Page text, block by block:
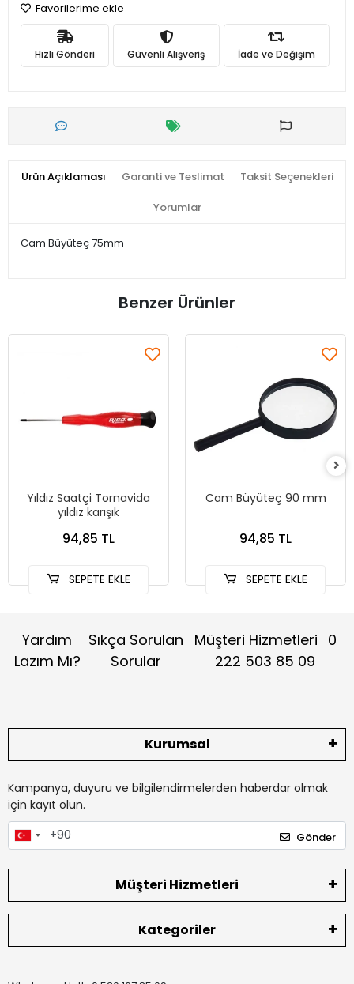
Favorilerime ekle
Hızlı Gönderi Güvenli Alışveriş İade ve Değişim
Ürün Açıklaması Garanti ve Teslimat Taksit Seçenekleri
Yorumlar
Cam Büyüteç 75mm
Benzer Ürünler
Yıldız Saatçi Tornavida
yıldız karışık
94,85 TL
SEPETE EKLE
Cam Büyüteç 90 mm
94,85 TL
SEPETE EKLE
Yardım
Lazım Mı?
Sıkça Sorulan
Sorular
Müşteri Hizmetleri 0
222 503 85 09
Kurumsal
Kampanya, duyuru ve bilgilendirmelerden haberdar olmak
için kayıt olun.
Gönder
Müşteri Hizmetleri
Kategoriler